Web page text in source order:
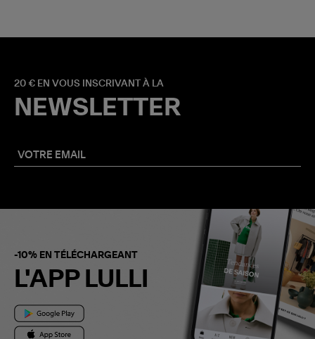
20 € EN VOUS INSCRIVANT À LA
NEWSLETTER
-10% EN TÉLÉCHARGEANT
L'APP LULLI